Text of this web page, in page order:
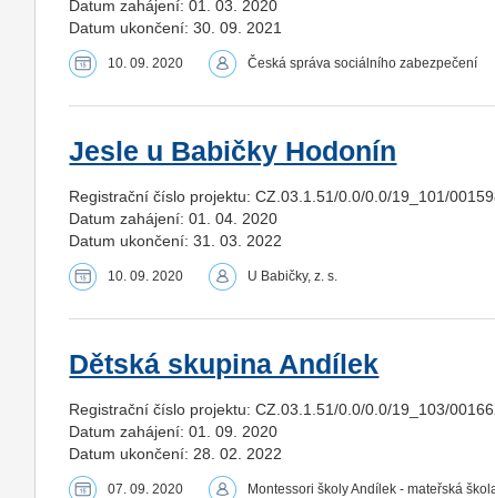
Datum zahájení: 01. 03. 2020
Datum ukončení: 30. 09. 2021
10. 09. 2020 Česká správa sociálního zabezpečení
Jesle u Babičky Hodonín
Registrační číslo projektu: CZ.03.1.51/0.0/0.0/19_101/
Datum zahájení: 01. 04. 2020
Datum ukončení: 31. 03. 2022
10. 09. 2020 U Babičky, z. s.
Dětská skupina Andílek
Registrační číslo projektu: CZ.03.1.51/0.0/0.0/19_103/
Datum zahájení: 01. 09. 2020
Datum ukončení: 28. 02. 2022
07. 09. 2020 Montessori školy Andílek - mateřská